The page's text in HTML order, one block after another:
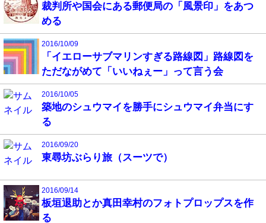
裁判所や国会にある郵便局の「風景印」をあつ
める
2016/10/09
「イエローサブマリンすぎる路線図」路線図を
ただながめて「いいねぇー」って言う会
2016/10/05
築地のシュウマイを勝手にシュウマイ弁当にす
る
2016/09/20
東尋坊ぶらり旅（スーツで）
2016/09/14
板垣退助とか真田幸村のフォトプロップスを作
る